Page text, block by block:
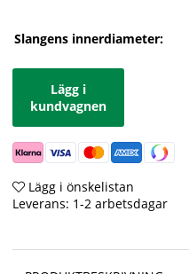
Slangens innerdiameter:
Lägg i
kundvagnen
Lägg i önskelistan
Leverans: 1-2 arbetsdagar